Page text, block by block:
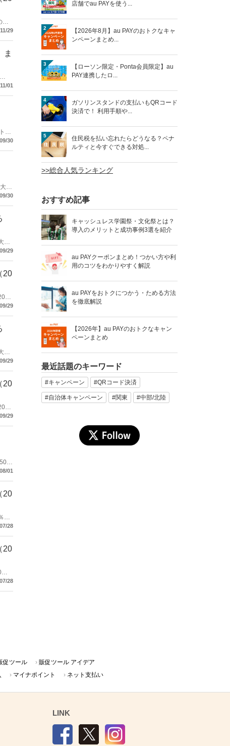
最
29
ま
01
し
30
30
29
20
％
29
29
20
％
29
01
20
を
28
20
28
店舗でau PAYを使う...
2
【2026年8月】au PAYのおトクなキャ
ンペーンまとめ...
3
【ローソン限定・Ponta会員限定】au
PAY連携したロ...
4
ガソリンスタンドの支払いもQRコード
決済で！ 利用手順や...
5
住民税を払い忘れたらどうなる？ペナ
ルティと今すぐできる対処...
>>総合人気ランキング
おすすめ記事
キャッシュレス学園祭・文化祭とは？
導入のメリットと成功事例3選を紹介
au PAYクーポンまとめ！つかい方や利
用のコツをわかりやすく解説
au PAYをおトクにつかう・ためる方法
を徹底解説
【2026年】au PAYのおトクなキャン
ペーンまとめ
最近話題のキーワード
#キャンペーン #QRコード決済
#自治体キャンペーン #関東 #中部/北陸
促ツール
販促ツール アイデア
マイナポイント ネット支払い
LINK